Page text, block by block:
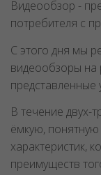
Видеообзор -
потребителя с
С этого дня мы
видеообзоры на
представленные
В течение двух-
ёмкую,
характеристик,
преимуществ